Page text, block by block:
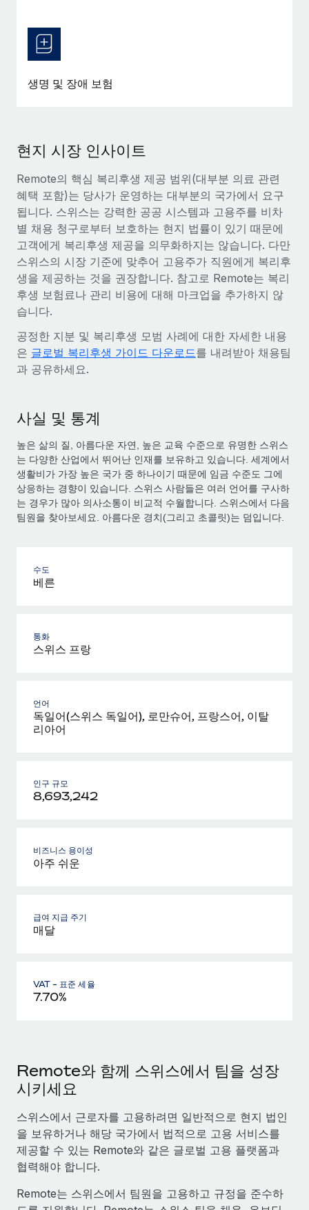
생명 및 장애 보험
현지 시장 인사이트
Remote의 핵심 복리후생 제공 범위(대부분 의료 관련
혜택 포함)는 당사가 운영하는 대부분의 국가에서 요구
됩니다. 스위스는 강력한 공공 시스템과 고용주를 비차
별 채용 청구로부터 보호하는 현지 법률이 있기 때문에
고객에게 복리후생 제공을 의무화하지는 않습니다. 다만
스위스의 시장 기준에 맞추어 고용주가 직원에게 복리후
생을 제공하는 것을 권장합니다. 참고로 Remote는 복리
후생 보험료나 관리 비용에 대해 마크업을 추가하지 않
습니다.
공정한 지분 및 복리후생 모범 사례에 대한 자세한 내용
은 글로벌 복리후생 가이드 다운로드를 내려받아 채용팀
과 공유하세요.
사실 및 통계
높은 삶의 질, 아름다운 자연, 높은 교육 수준으로 유명한 스위스
는 다양한 산업에서 뛰어난 인재를 보유하고 있습니다. 세계에서
생활비가 가장 높은 국가 중 하나이기 때문에 임금 수준도 그에
상응하는 경향이 있습니다. 스위스 사람들은 여러 언어를 구사하
는 경우가 많아 의사소통이 비교적 수월합니다. 스위스에서 다음
팀원을 찾아보세요. 아름다운 경치(그리고 초콜릿)는 덤입니다.
수도
베른
통화
스위스 프랑
언어
독일어(스위스 독일어), 로만슈어, 프랑스어, 이탈
리아어
인구 규모
8,693,242
비즈니스 용이성
아주 쉬운
급여 지급 주기
매달
VAT - 표준 세율
7.70%
Remote와 함께 스위스에서 팀을 성장
시키세요
스위스에서 근로자를 고용하려면 일반적으로 현지 법인
을 보유하거나 해당 국가에서 법적으로 고용 서비스를
제공할 수 있는 Remote와 같은 글로벌 고용 플랫폼과
협력해야 합니다.
Remote는 스위스에서 팀원을 고용하고 규정을 준수하